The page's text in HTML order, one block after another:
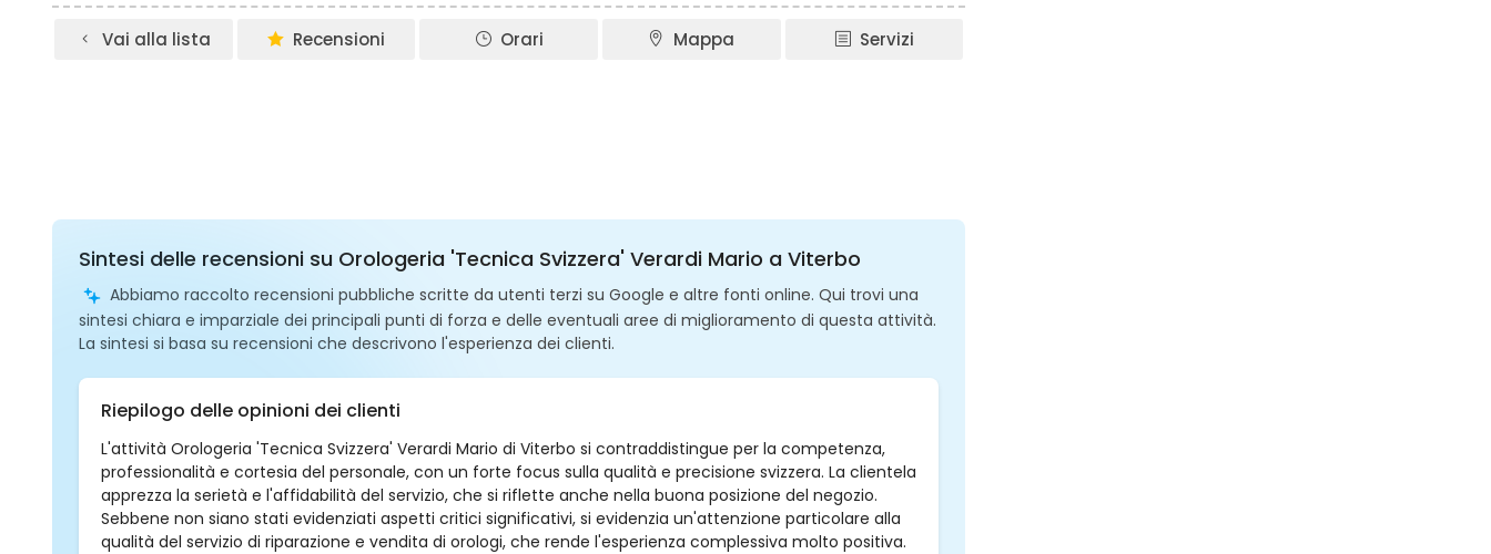
Vai alla lista Recensioni Orari Mappa Servizi
Sintesi delle recensioni su Orologeria 'Tecnica Svizzera' Verardi Mario a Viterbo
Abbiamo raccolto recensioni pubbliche scritte da utenti terzi su Google e altre fonti online. Qui trovi una
sintesi chiara e imparziale dei principali punti di forza e delle eventuali aree di miglioramento di questa attività.
La sintesi si basa su recensioni che descrivono l'esperienza dei clienti.
Riepilogo delle opinioni dei clienti
L'attività Orologeria 'Tecnica Svizzera' Verardi Mario di Viterbo si contraddistingue per la competenza,
professionalità e cortesia del personale, con un forte focus sulla qualità e precisione svizzera. La clientela
apprezza la serietà e l'affidabilità del servizio, che si riflette anche nella buona posizione del negozio.
Sebbene non siano stati evidenziati aspetti critici significativi, si evidenzia un'attenzione particolare alla
qualità del servizio di riparazione e vendita di orologi, che rende l'esperienza complessiva molto positiva.